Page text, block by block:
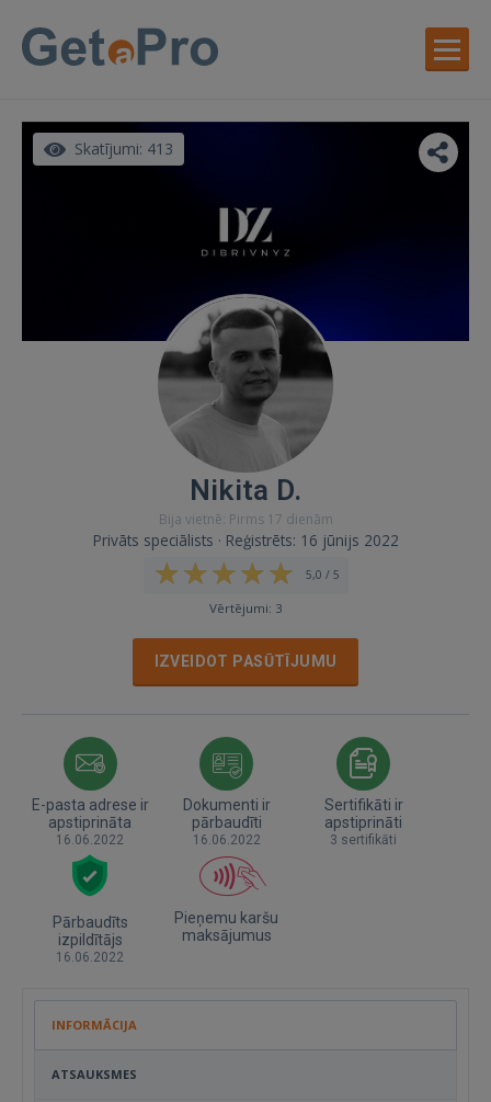
Skatījumi: 413
Nikita D.
Bija vietnē: Pirms 17 dienām
Privāts speciālists · Reģistrēts: 16 jūnijs 2022
5,0 / 5
Vērtējumi: 3
IZVEIDOT PASŪTĪJUMU
E-pasta adrese ir
apstiprināta
16.06.2022
Dokumenti ir
pārbaudīti
16.06.2022
Sertifikāti ir
apstiprināti
3 sertifikāti
Pārbaudīts
izpildītājs
16.06.2022
Pieņemu karšu
maksājumus
INFORMĀCIJA
ATSAUKSMES